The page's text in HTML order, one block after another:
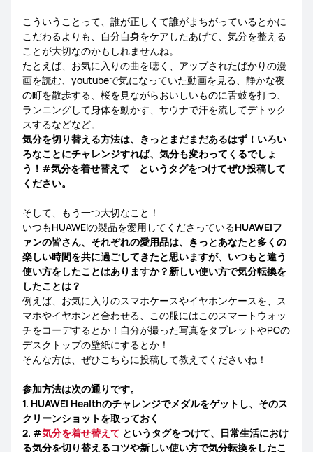
こういうことって、誰が正しくて誰がまちがっているとかに
こだわるよりも、自分自身をケアしたあげて、気分を整える
ことが大切なのかもしれませんね。
たとえば、お気に入りの曲を聴く、アップされたばかりの漫
画を読む、youtubeで気になっていた動画を見る、静かな夜
の町を散歩する、桜を見ながらおいしいものに舌鼓を打つ、
ランニングして身体を動かす、サウナで汗を流してデトック
スするなどなど。
気分を切り替える方法は、きっとまだまだあるはず！いろい
ろなことにチャレンジすれば、気分も変わってくるでしょ
う！#気分を着せ替えて というタグをつけてぜひ投稿して
ください。
そして、もう一つ大切なこと！
いつもHUAWEIの製品を愛用してくださっているHUAWEIフ
ァンの皆さん、それぞれの愛用品は、きっとあなたと多くの
楽しい時間を共に過ごしてきたと思いますが、いつもと違う
使い方をしたことはありますか？新しい使い方で気分転換を
したことは？
例えば、お気に入りのスマホケースやイヤホンケースを、ス
マホやイヤホンと合わせる、この服にはこのスマートウォッ
チをコーデするとか！自分が撮った写真をタブレットやPCの
デスクトップの壁紙にするとか！
そんな方は、ぜひこちらに投稿して教えてくださいね！
参加方法は次の通りです。
1. HUAWEI Healthのチャレンジでメダルをゲットし、そのス
クリーンショットを取っておく
2. #気分を着せ替えて というタグをつけて、日常生活におけ
る気分を切り替えるコツや新しい使い方で気分転換をしたこ